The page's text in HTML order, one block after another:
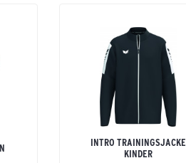
INTRO TRAININGSJACKE
KINDER